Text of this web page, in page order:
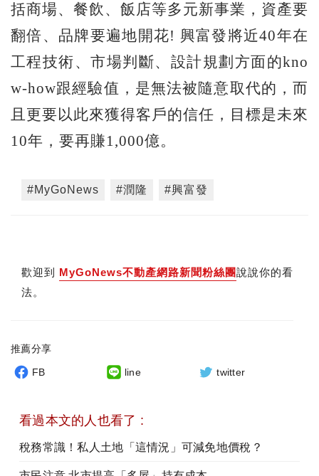
括商場、餐飲、飯店等多元新事業，資產要
翻倍、品牌要遍地開花! 興富發將近40年在
工程技術、市場判斷、設計規劃方面的kno
w-how跟經驗值，是無法被隨意取代的，而
且更要以此來獲得客戶的信任，目標是未來
10年，要再賺1,000億。
#MyGoNews #潤隆 #興富發
歡迎到 MyGoNews不動產網路新聞粉絲團說說你的看
法。
推薦分享
FB line twitter
看過本文的人也看了 :
稅務常識！私人土地「這情況」可減免地價稅？